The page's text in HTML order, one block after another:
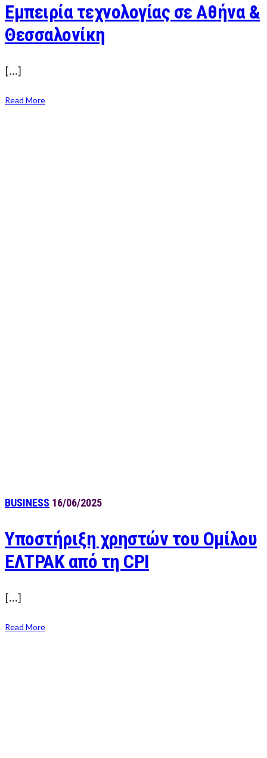
Εμπειρία τεχνολογίας σε Αθήνα &
Θεσσαλονίκη
[…]
Read More
BUSINESS 16/06/2025
Υποστήριξη χρηστών του Ομίλου
ΕΛΤΡΑΚ από τη CPI
[…]
Read More